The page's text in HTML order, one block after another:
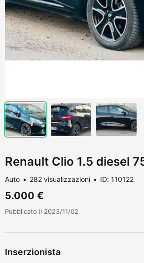
Renault Clio 1.5 diesel
Auto 282 visualizzazioni ID: 110122
5.000 €
Pubblicato il 2023/11/02
Inserzionista